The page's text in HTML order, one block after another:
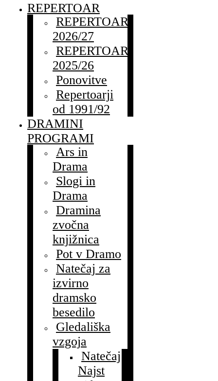
REPERTOAR
REPERTOAR
2026/27
REPERTOAR
2025/26
Ponovitve
Repertoarji
od 1991/92
DRAMINI
PROGRAMI
Ars in
Drama
Slogi in
Drama
Dramina
zvočna
knjižnica
Pot v Dramo
Natečaj za
izvirno
dramsko
besedilo
Gledališka
vzgoja
Natečaj
Najst